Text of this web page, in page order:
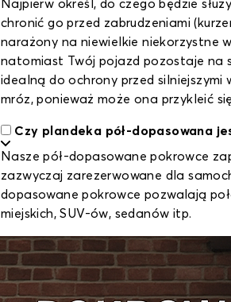
Najpierw określ, do czego będzie
chronić go przed zabrudzeniami
narażony na niewielkie niekorzystne
natomiast Twój pojazd pozostaje na
idealną do ochrony przed silniejszymi
mróz, ponieważ może ona przykleić
Czy plandeka pół-dopasowana
Nasze pół-dopasowane pokrowce
zazwyczaj zarezerwowane dla
dopasowane pokrowce pozwalają
miejskich, SUV-ów, sedanów itp.